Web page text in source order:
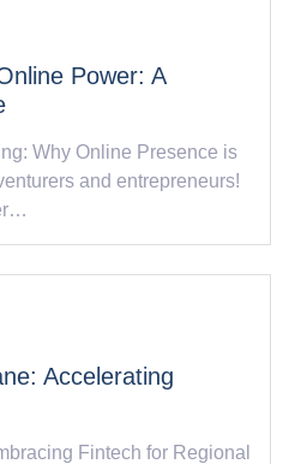
Power: A
Why Online Presence is
and entrepreneurs!
Accelerating
Fintech for Regional